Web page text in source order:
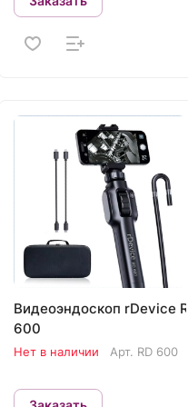
Видеоэндоскоп rDevice
600
Нет в наличии Арт. RD 600